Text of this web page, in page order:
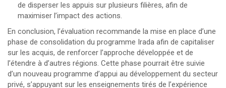
de disperser les appuis sur plusieurs filières, afin de
maximiser l’impact des actions.
En conclusion, l’évaluation recommande la mise en place d’une
phase de consolidation du programme Irada afin de capitaliser
sur les acquis, de renforcer l’approche développée et de
l’étendre à d’autres régions. Cette phase pourrait être suivie
d’un nouveau programme d’appui au développement du secteur
privé, s’appuyant sur les enseignements tirés de l’expérience